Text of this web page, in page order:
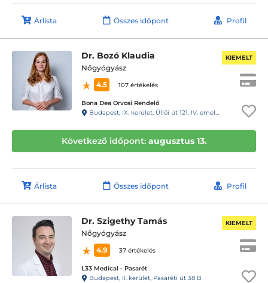
Árlista Összes időpont Profil
Dr. Bozó Klaudia
Nőgyógyász
4.5
107 értékelés
Bona Dea Orvosi Rendelő
Budapest, IX. kerület, Üllői út 121. IV. emelet 12. Kaputelefon: 157
KIEMELT
Következő időpont: augusztus 13.
Árlista Összes időpont Profil
Dr. Szigethy Tamás
Nőgyógyász
4.9
37 értékelés
L33 Medical - Pasarét
Budapest, II. kerület, Pasaréti út 38 B
KIEMELT